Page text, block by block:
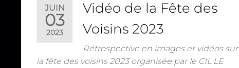
JUIN
03
2023
Vidéo de la Fête des
Voisins 2023
Rétrospective en images et vidéos sur
la fête des voisins 2023 organisée par le CIL LE